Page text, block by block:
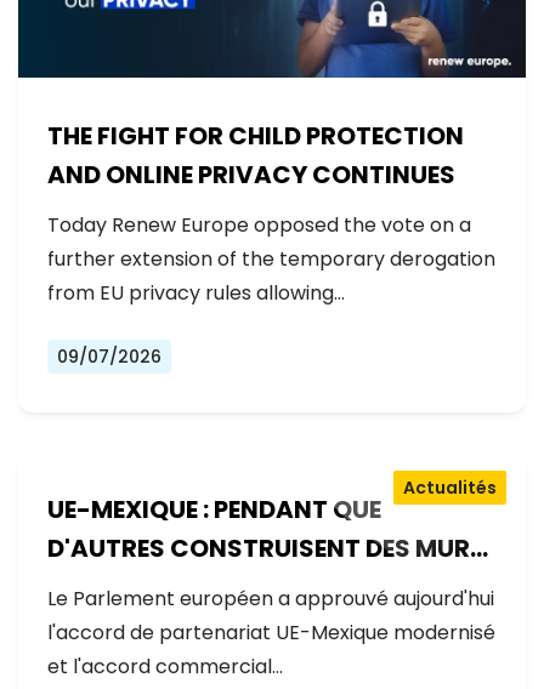
THE FIGHT FOR CHILD PROTECTION
AND ONLINE PRIVACY CONTINUES
Today Renew Europe opposed the vote on a
further extension of the temporary derogation
from EU privacy rules allowing…
09/07/2026
UE-MEXIQUE : PENDANT QUE
D'AUTRES CONSTRUISENT DES MURS,
L'EUROPE CONSTRUIT DES PONTS
Actualités
Le Parlement européen a approuvé aujourd'hui
l'accord de partenariat UE-Mexique modernisé
et l'accord commercial…